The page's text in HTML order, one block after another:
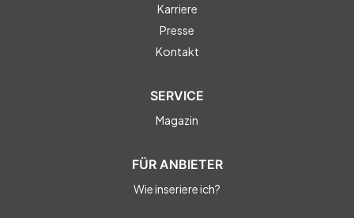
Karriere
Presse
Kontakt
SERVICE
Magazin
FÜR ANBIETER
Wie inseriere ich?